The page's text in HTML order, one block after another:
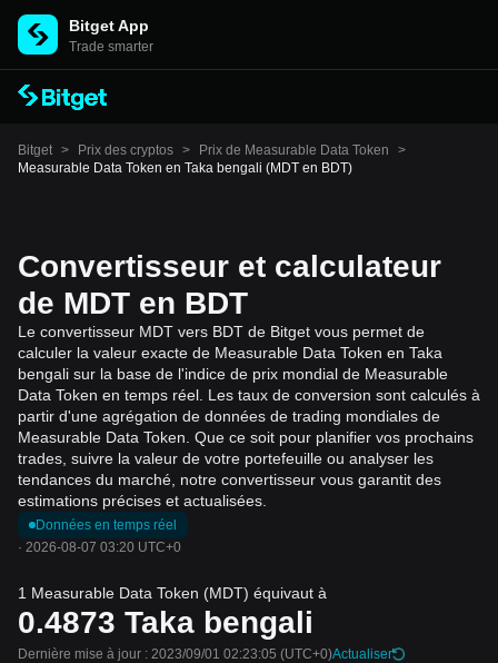
Bitget App
Trade smarter
Bitget > Prix des cryptos > Prix de Measurable Data Token
>
Measurable Data Token en Taka bengali (MDT en BDT)
Convertisseur et calculateur
de MDT en BDT
Le convertisseur MDT vers BDT de Bitget vous permet de
calculer la valeur exacte de Measurable Data Token en Taka
bengali sur la base de l'indice de prix mondial de Measurable
Data Token en temps réel. Les taux de conversion sont calculés à
partir d'une agrégation de données de trading mondiales de
Measurable Data Token. Que ce soit pour planifier vos prochains
trades, suivre la valeur de votre portefeuille ou analyser les
tendances du marché, notre convertisseur vous garantit des
estimations précises et actualisées.
Données en temps réel
· 2026-08-07 03:20 UTC+0
1 Measurable Data Token (MDT) équivaut à
0.4873 Taka bengali
Dernière mise à jour : 2023/09/01 02:23:05 (UTC+0)Actualiser